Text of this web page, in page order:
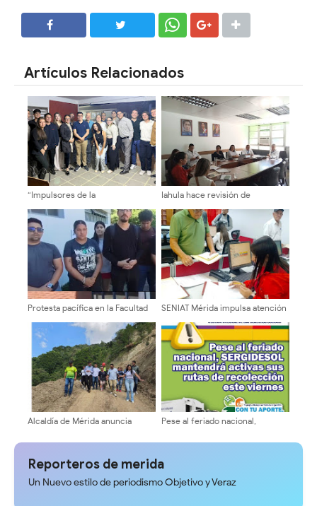
Artículos Relacionados
“Impulsores de la
sostuvieron encuentros en la
ULA sobre autonomía y
sostenibilidad
Iahula hace revisión de
para el 2027
Protesta pacífica en la Facultad
firmes ante caso de acoso
SENIAT Mérida impulsa atención
contribuyente
Alcaldía de Mérida anuncia
en el sector El Cafetal por 15
Pese al feriado nacional,
sus rutas de recolección este
Reporteros de merida
Un Nuevo estilo de periodismo Objetivo y Veraz